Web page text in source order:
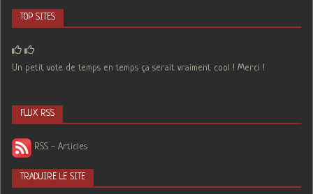
TOP SITES
Un petit vote de temps en temps ça serait vraiment cool ! Merci !
FLUX RSS
RSS - Articles
TRADUIRE LE SITE